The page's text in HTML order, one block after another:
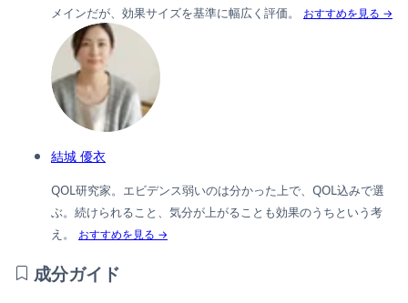
メインだが、効果サイズを基準に幅広く評価。
おすすめを見る →
結城 優衣
QOL研究家。エビデンス弱いのは分かった上で、QOL込みで選
ぶ。続けられること、気分が上がることも効果のうちという考
え。
おすすめを見る →
成分ガイド